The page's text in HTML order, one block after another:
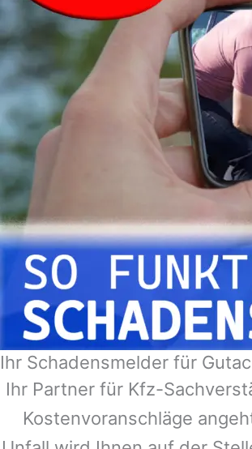
Ihr Schadensmelder für
Ihr Partner für Kfz-
Kostenvoranschläge